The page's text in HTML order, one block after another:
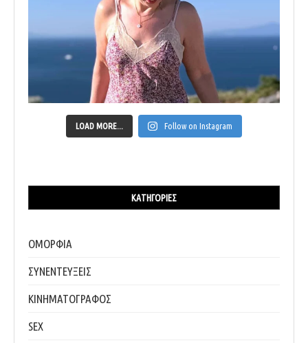
LOAD MORE... Follow on Instagram
ΚΑΤΗΓΟΡΊΕΣ
ΟΜΟΡΦΙΑ
ΣΥΝΕΝΤΕΥΞΕΙΣ
ΚΙΝΗΜΑΤΟΓΡΑΦΟΣ
SEX